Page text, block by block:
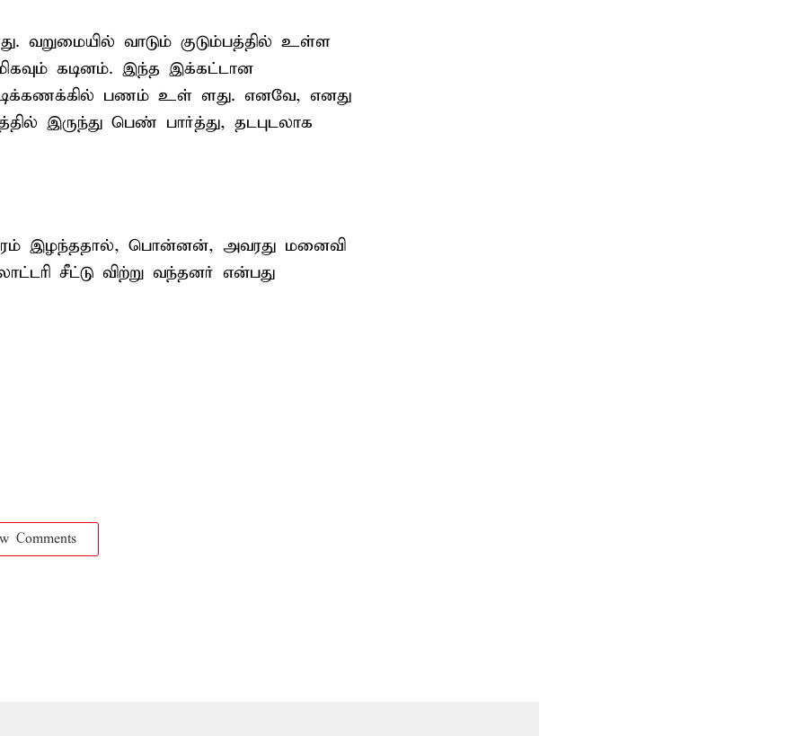
வறுமையில் வாடும் குடும்பத்தில் உள்ள
கடினம். இந்த இக்கட்டான
பணம் உள் ளது. எனவே, எனது
இருந்து பெண் பார்த்து, தடபுடலாக
இழந்ததால், பொன்னன், அவரது மனைவி
சீட்டு விற்று வந்தனர் என்பது
Comments